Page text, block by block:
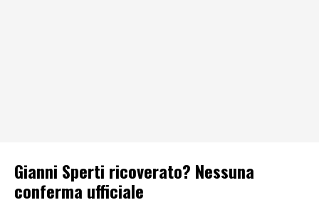
Gianni Sperti ricoverato? Nessuna
conferma ufficiale